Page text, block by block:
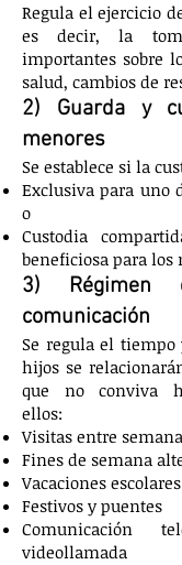
Regula el ejercicio
es decir, la
importantes sobre
salud, cambios de
2) Guarda y
menores
Se establece si la
Exclusiva para uno
o
Custodia
beneficiosa para los
3)
comunicación
Se regula el
hijos se
que no conviva
ellos:
Visitas entre semana
Fines de semana
Vacaciones escolares
Festivos y puentes
Comunicación
videollamada